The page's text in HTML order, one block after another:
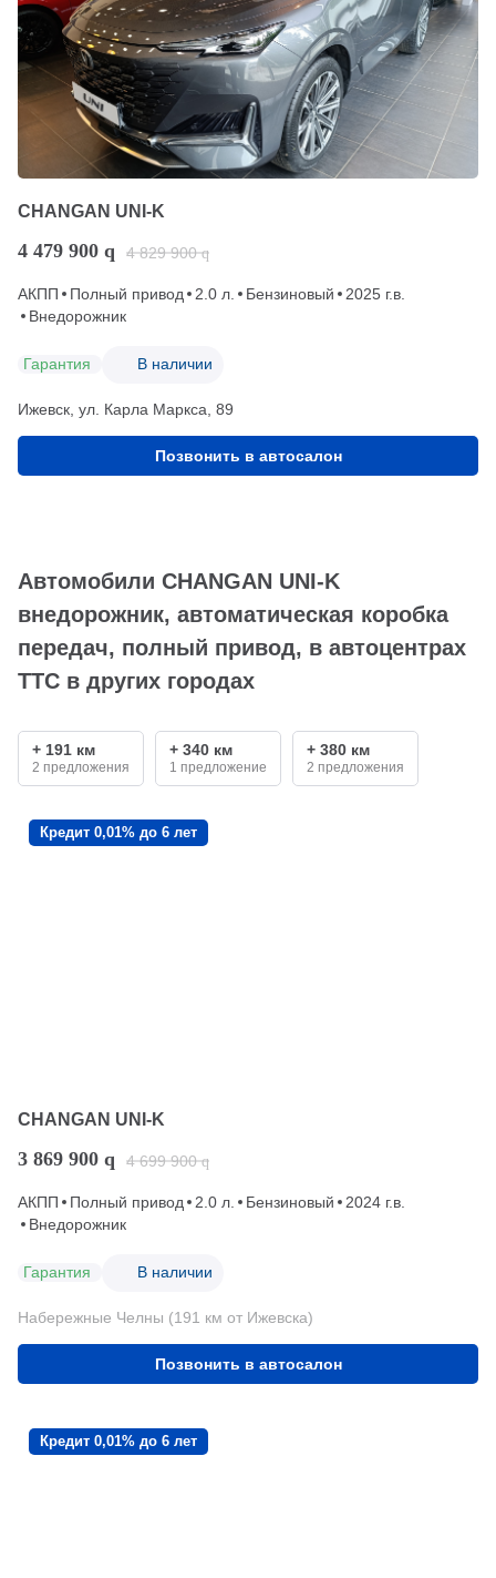
CHANGAN UNI-K
4 479 900 q 4 829 900 q
АКПП Полный привод 2.0 л. Бензиновый
2025 г.в.
Внедорожник
Гарантия В наличии
Ижевск, ул. Карла Маркса, 89
Позвонить в автосалон
Автомобили CHANGAN UNI-K
внедорожник, автоматическая коробка
передач, полный привод, в автоцентрах
ТТС в других городах
+ 191 км
2 предложения
+ 340 км
1 предложение
+ 380 км
2 предложения
Кредит 0,01% до 6 лет
CHANGAN UNI-K
3 869 900 q 4 699 900 q
АКПП Полный привод 2.0 л. Бензиновый
2024 г.в.
Внедорожник
Гарантия В наличии
Набережные Челны (191 км от Ижевска)
Позвонить в автосалон
Кредит 0,01% до 6 лет